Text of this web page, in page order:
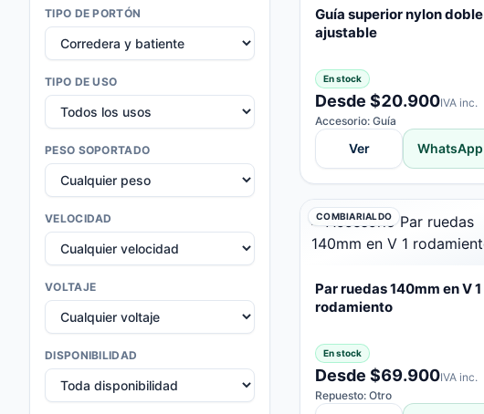
TIPO DE PORTÓN
TIPO DE USO
PESO SOPORTADO
VELOCIDAD
VOLTAJE
DISPONIBILIDAD
Guía superior nylon doble
ajustable
En stock
Desde $20.900IVA inc.
Accesorio: Guía
Ver WhatsApp
COMBIARIALDO
Par ruedas 140mm en V 1
rodamiento
En stock
Desde $69.900IVA inc.
Repuesto: Otro